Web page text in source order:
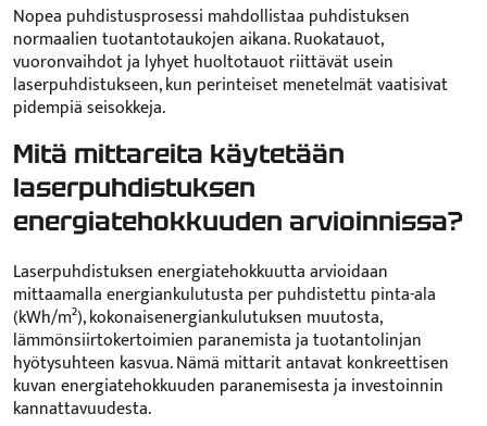
Nopea puhdistusprosessi mahdollistaa puhdistuksen
normaalien tuotantotaukojen aikana. Ruokatauot,
vuoronvaihdot ja lyhyet huoltotauot riittävät usein
laserpuhdistukseen, kun perinteiset menetelmät vaatisivat
pidempiä seisokkeja.
Mitä mittareita käytetään
laserpuhdistuksen
energiatehokkuuden arvioinnissa?
Laserpuhdistuksen energiatehokkuutta arvioidaan
mittaamalla energiankulutusta per puhdistettu pinta-ala
(kWh/m²), kokonaisenergiankulutuksen muutosta,
lämmönsiirtokertoimien paranemista ja tuotantolinjan
hyötysuhteen kasvua. Nämä mittarit antavat konkreettisen
kuvan energiatehokkuuden paranemisesta ja investoinnin
kannattavuudesta.